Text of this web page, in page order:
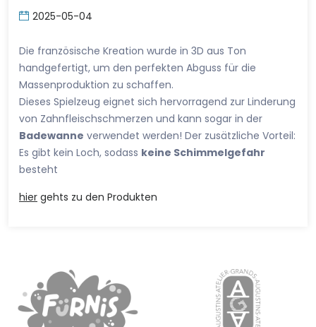
2025-05-04
Die französische Kreation wurde in 3D aus Ton
handgefertigt, um den perfekten Abguss für die
Massenproduktion zu schaffen.
Dieses Spielzeug eignet sich hervorragend zur Linderung
von Zahnfleischschmerzen und kann sogar in der
Badewanne verwendet werden! Der zusätzliche Vorteil:
Es gibt kein Loch, sodass keine Schimmelgefahr
besteht
hier gehts zu den Produkten